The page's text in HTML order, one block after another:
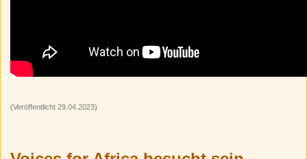
(Veröffentlicht 29.04.2023)